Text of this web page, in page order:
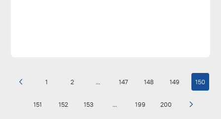
1 2 ... 147 148 149 150
151 152 153 ... 199 200